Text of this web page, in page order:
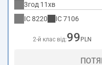
3год 11хв
IC8220 IC7106
2-й клас від:99 PLN